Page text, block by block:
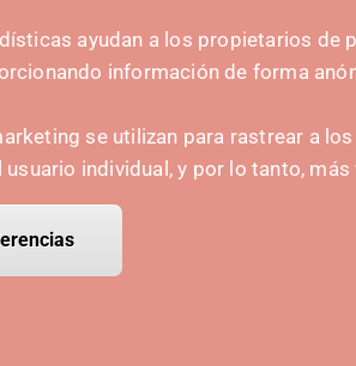
ayudan a los propietarios de
información de forma
se utilizan para rastrear a
individual, y por lo tanto,